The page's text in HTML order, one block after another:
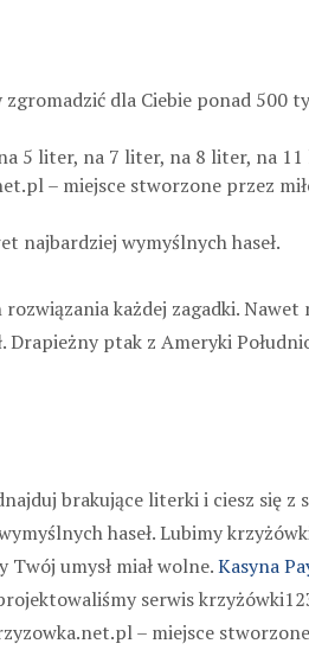
dla Ciebie ponad 500
5 liter, na 7 liter, na 8 liter, na
– miejsce stworzone przez
najbardziej wymyślnych haseł.
każdej zagadki.
Drapieżny ptak z Ameryki
brakujące literki i ciesz się
haseł. Lubimy
Twój umysł miał wolne.Kasyna
serwis
– miejsce